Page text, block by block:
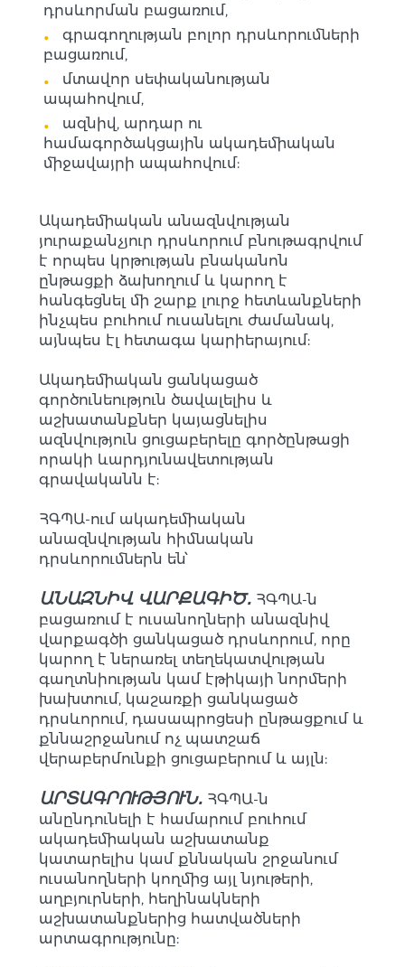
դրսևորման բացառում,
գրագողության բոլոր դրսևորումների
բացառում,
մտավոր սեփականության
ապահովում,
ազնիվ, արդար ու
համագործակցային ակադեմիական
միջավայրի ապահովում:
Ակադեմիական անազնվության
յուրաքանչյուր դրսևորում բնութագրվում
է որպես կրթության բնականոն
ընթացքի ձախողում և կարող է
հանգեցնել մի շարք լուրջ հետևանքների
ինչպես բուհում ուսանելու ժամանակ,
այնպես էլ հետագա կարիերայում:
Ակադեմիական ցանկացած
գործունեություն ծավալելիս և
աշխատանքներ կայացնելիս
ազնվություն ցուցաբերելը գործընթացի
որակի ևարդյունավետության
գրավականն է:
ՀԳՊԱ-ում ակադեմիական
անազնվության հիմնական
դրսևորումներն են՝
ԱՆԱԶՆԻՎ ՎԱՐՔԱԳԻԾ․ՀԳՊԱ-ն
բացառում է ուսանողների անազնիվ
վարքագծի ցանկացած դրսևորում, որը
կարող է ներառել տեղեկատվության
գաղտնիության կամ էթիկայի նորմերի
խախտում, կաշառքի ցանկացած
դրսևորում, դասապրոցեսի ընթացքում և
քննաշրջանում ոչ պատշաճ
վերաբերմունքի ցուցաբերում և այլն:
ԱՐՏԱԳՐՈՒԹՅՈՒՆ․ՀԳՊԱ-ն
անընդունելի է համարում բուհում
ակադեմիական աշխատանք
կատարելիս կամ քննական շրջանում
ուսանողների կողմից այլ նյութերի,
աղբյուրների, հեղինակների
աշխատանքներից հատվածների
արտագրությունը: